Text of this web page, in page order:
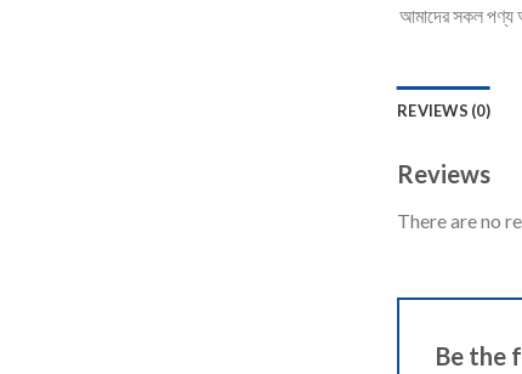
আমাদের সকল পণ্য
REVIEWS (0)
Reviews
There are no
Be the